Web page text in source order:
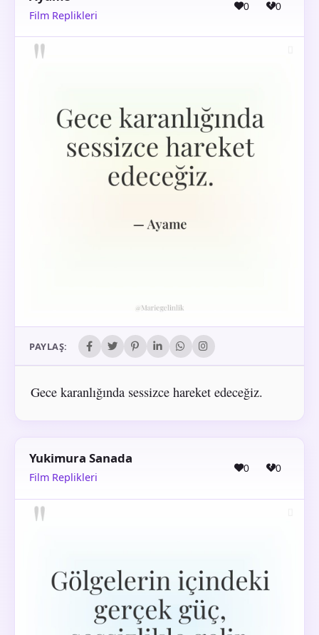
Film Replikleri
0 0
PAYLAŞ:
Gece karanlığında sessizce hareket edeceğiz.
Yukimura Sanada
Film Replikleri
0 0